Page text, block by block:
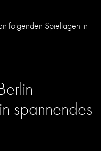
folgenden Spieltagen in
–
spannendes